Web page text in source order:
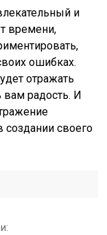
и
времени,
ошибках.
отражать
вам радость. И
своего